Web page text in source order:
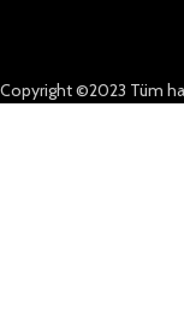
Copyright ©2023 Tüm